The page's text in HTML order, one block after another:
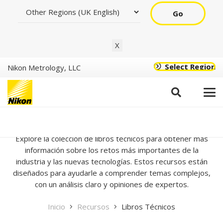
Go
X
Nikon Metrology, LLC Select Region
Explore la colección de libros técnicos para obtener más
información sobre los retos más importantes de la
industria y las nuevas tecnologías. Estos recursos están
diseñados para ayudarle a comprender temas complejos,
con un análisis claro y opiniones de expertos.
Inicio Recursos Libros Técnicos